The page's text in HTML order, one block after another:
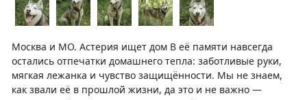
Москва и МО. Астерия ищет дом В её памяти навсегда
остались отпечатки домашнего тепла: заботливые руки,
мягкая лежанка и чувство защищённости. Мы не знаем,
как звали её в прошлой жизни, да это и не важно —